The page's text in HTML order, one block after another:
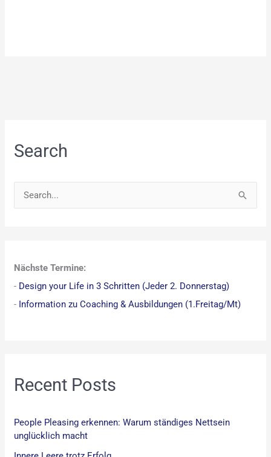
Search
e
n
n
:
Nächste Termine:
- Design your Life in 3 Schritten (Jeder 2. Donnerstag)
- Information zu Coaching & Ausbildungen (1.Freitag/Mt)
Recent Posts
People Pleasing erkennen: Warum ständiges Nettsein
unglücklich macht